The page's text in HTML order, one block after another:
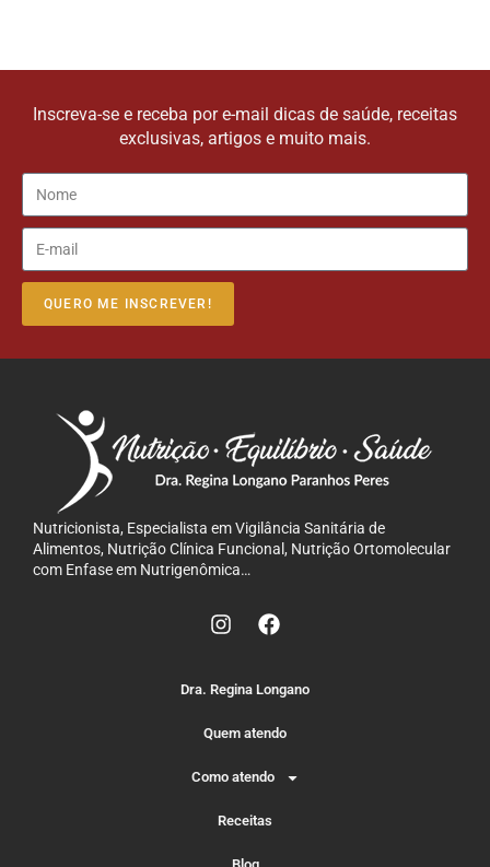
Inscreva-se e receba por e-mail dicas de saúde, receitas
exclusivas, artigos e muito mais.
QUERO ME INSCREVER!
Nutricionista, Especialista em Vigilância Sanitária de
Alimentos, Nutrição Clínica Funcional, Nutrição Ortomolecular
com Enfase em Nutrigenômica…
Dra. Regina Longano
Quem atendo
Como atendo
Receitas